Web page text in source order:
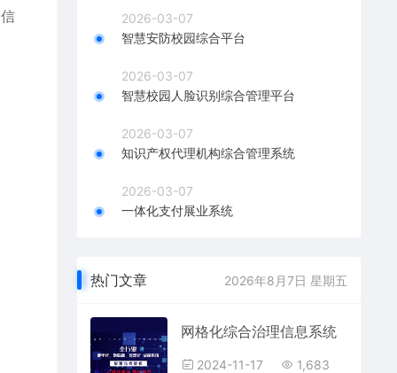
2026-03-07
智慧安防校园综合平台
2026-03-07
智慧校园人脸识别综合管理平台
2026-03-07
知识产权代理机构综合管理系统
2026-03-07
一体化支付展业系统
热门文章 2026年8月7日 星期五
网格化综合治理信息系统
2024-11-17 1,683